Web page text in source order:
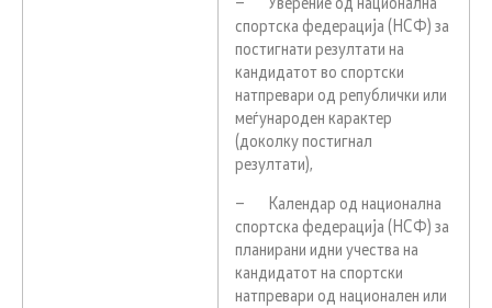
– Уверение од национална
спортска федерација (НСФ) за
постигнати резултати на
кандидатот во спортски
натпревари од републички или
меѓународен карактер
(доколку постигнал
резултати),
– Календар од национална
спортска федерација (НСФ) за
планирани идни учества на
кандидатот на спортски
натпревари од национален или